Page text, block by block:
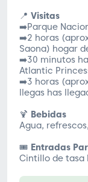
📍 Visitas
➡️Parque
➡️2 horas
Saona) hogar
➡️30 minutos
Atlantic
➡️3 horas
llegas has
🍹 Bebidas
Agua,
🎟️ Entradas
Cintillo de tasa